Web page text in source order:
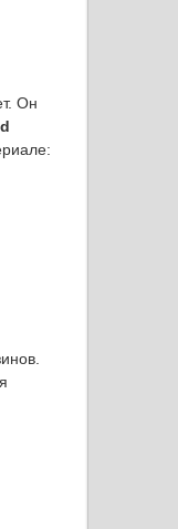
Он